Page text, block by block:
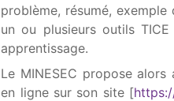
problème, résumé,
un ou plusieurs outils TICE
apprentissage.
Le MINESEC propose
en ligne sur son site [